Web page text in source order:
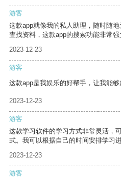
游客
这款app就像我的私人助理，随时随
查找资料，这款app的搜索功能非常
2023-12-23
游客
这款app是我娱乐的好帮手，让我能够
2023-12-23
游客
这款学习软件的学习方式非常灵活，
式。我可以根据自己的时间安排学习进
2023-12-23
游客